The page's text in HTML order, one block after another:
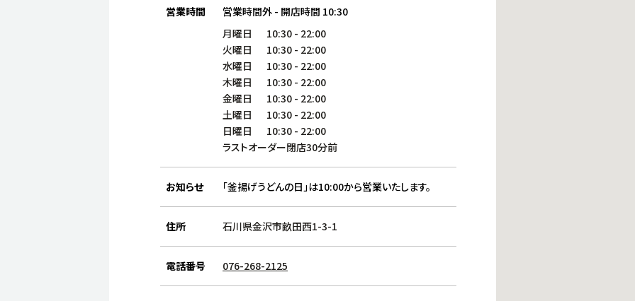
営業時間 営業時間外 - 開店時間 10:30
月曜日 10:30 - 22:00
火曜日
10:30 - 22:00
水曜日
10:30 - 22:00
木曜日
10:30 - 22:00
金曜日
10:30 - 22:00
土曜日
10:30 - 22:00
日曜日
10:30 - 22:00
ラストオーダー閉店30分前
お知らせ 「釜揚げうどんの日」は10:00から営業いたします。
住所 石川県金沢市畝田西1-3-1
電話番号 076-268-2125